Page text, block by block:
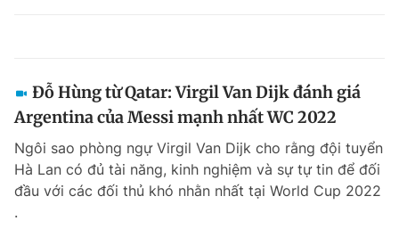
Đỗ Hùng từ Qatar: Virgil Van Dijk đánh giá
Argentina của Messi mạnh nhất WC 2022
Ngôi sao phòng ngự Virgil Van Dijk cho rằng đội tuyển
Hà Lan có đủ tài năng, kinh nghiệm và sự tự tin để đối
đầu với các đối thủ khó nhằn nhất tại World Cup 2022
.